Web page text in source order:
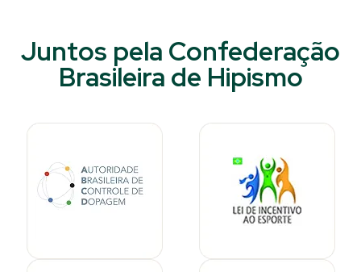
Juntos pela Confederação
Brasileira de Hipismo